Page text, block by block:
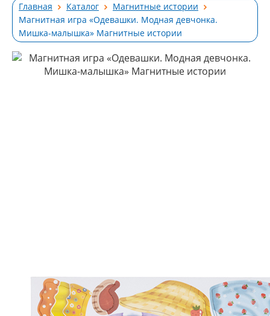
Главная Каталог
Магнитные истории
Магнитная игра «Одевашки. Модная девчонка.
Мишка-малышка» Магнитные истории